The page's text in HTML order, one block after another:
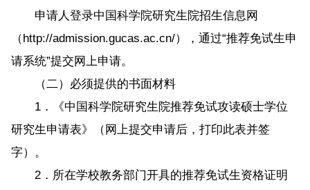
申请人登录中国科学院研究生院招生信息网
（http://admission.gucas.ac.cn/），通过“推荐免试生申
请系统”提交网上申请。
（二）必须提供的书面材料
1．《中国科学院研究生院推荐免试攻读硕士学位
研究生申请表》（网上提交申请后，打印此表并签
字）。
2．所在学校教务部门开具的推荐免试生资格证明